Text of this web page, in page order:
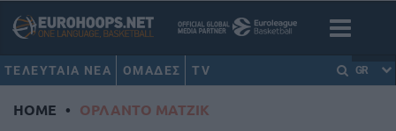
ΤΕΛΕΥΤΑΙΑ ΝΕΑ ΟΜΑΔΕΣ TV GR
HOME • ΟΡΛΑΝΤΟ ΜΑΤΖΙΚ